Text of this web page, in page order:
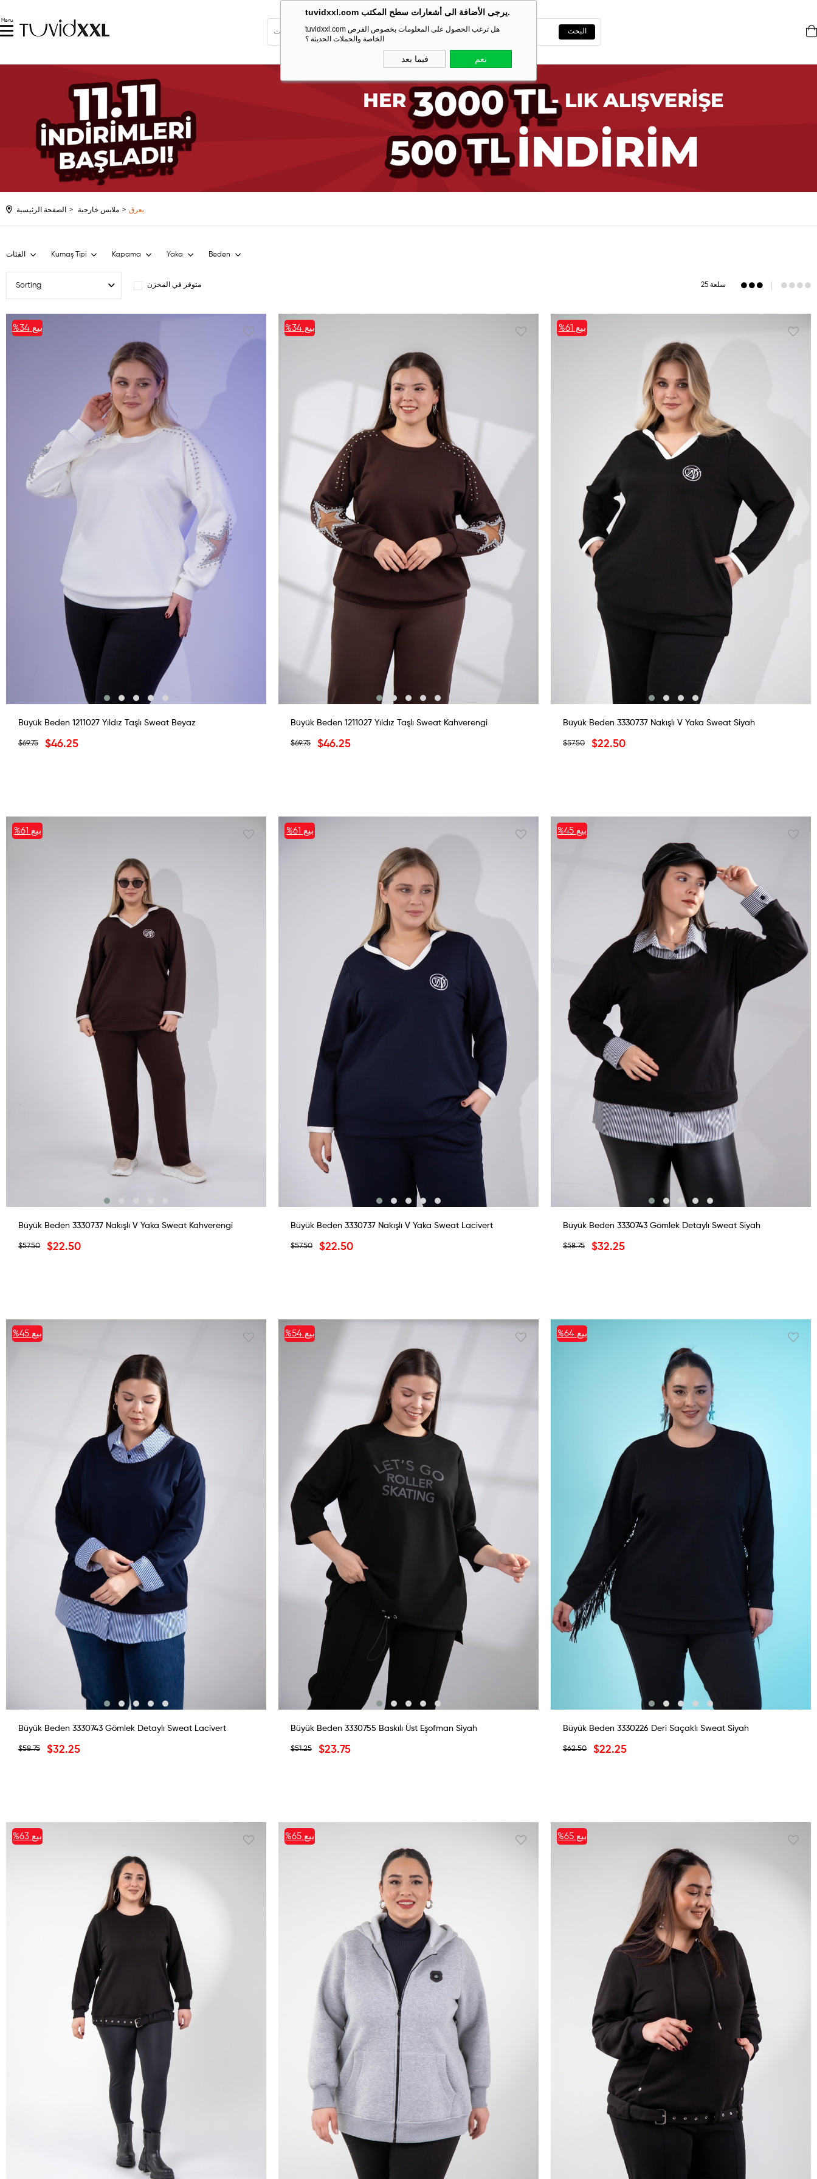
tuvidxxl.com يرجى الأضافة الى أشعارات سطح المكتب.
tuvidxxl.com هل ترغب الحصول على المعلومات بخصوص الفرص
الخاصة والحملات الحديثة ؟
فيما بعد نعم
Menu
الصفحة الرئيسية ملابس خارجية يعرق
Kumaş Tipi Kapama Yaka Beden
متوفر في المخزن 25 سلعة
Büyük Beden 1211027 Yıldız Taşlı Sweat Beyaz
$46.25
$69.75
%34 بيع
Büyük Beden 1211027 Yıldız Taşlı Sweat Kahverengi
$46.25
$69.75
%34 بيع
Büyük Beden 3330737 Nakışlı V Yaka Sweat Siyah
$22.50
$57.50
%61 بيع
Büyük Beden 3330737 Nakışlı V Yaka Sweat Kahverengi
$22.50
$57.50
%61 بيع
Büyük Beden 3330737 Nakışlı V Yaka Sweat Lacivert
$22.50
$57.50
%61 بيع
Büyük Beden 3330743 Gömlek Detaylı Sweat Siyah
$32.25
$58.75
%45 بيع
Büyük Beden 3330743 Gömlek Detaylı Sweat Lacivert
$32.25
$58.75
%45 بيع
Büyük Beden 3330755 Baskılı Üst Eşofman Siyah
$23.75
$51.25
%54 بيع
Büyük Beden 3330226 Deri Saçaklı Sweat Siyah
$22.25
$62.50
%64 بيع
%63 بيع
%65 بيع
%65 بيع